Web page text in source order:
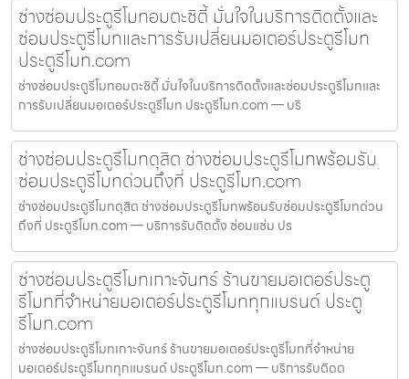
ช่างซ่อมประตูรีโมทอมตะซิตี้ มั่นใจในบริการติดตั้งและ
ซ่อมประตูรีโมทและการรับเปลี่ยนมอเตอร์ประตูรีโมท
ประตูรีโมท.com
ช่างซ่อมประตูรีโมทอมตะซิตี้ มั่นใจในบริการติดตั้งและซ่อมประตูรีโมทและ
การรับเปลี่ยนมอเตอร์ประตูรีโมท ประตูรีโมท.com — บริ
ช่างซ่อมประตูรีโมทดุสิต ช่างซ่อมประตูรีโมทพร้อมรับ
ซ่อมประตูรีโมทด่วนถึงที่ ประตูรีโมท.com
ช่างซ่อมประตูรีโมทดุสิต ช่างซ่อมประตูรีโมทพร้อมรับซ่อมประตูรีโมทด่วน
ถึงที่ ประตูรีโมท.com — บริการรับติดตั้ง ซ่อมแซ่ม ปร
ช่างซ่อมประตูรีโมทเกาะจันทร์ ร้านขายมอเตอร์ประตู
รีโมทที่จำหน่ายมอเตอร์ประตูรีโมททุกแบรนด์ ประตู
รีโมท.com
ช่างซ่อมประตูรีโมทเกาะจันทร์ ร้านขายมอเตอร์ประตูรีโมทที่จำหน่าย
มอเตอร์ประตูรีโมททุกแบรนด์ ประตูรีโมท.com — บริการรับติดต